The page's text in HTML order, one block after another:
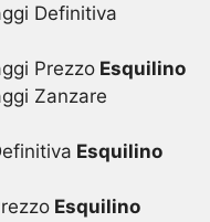
Definitiva
Prezzo Esquilino
Zanzare
Esquilino
Esquilino